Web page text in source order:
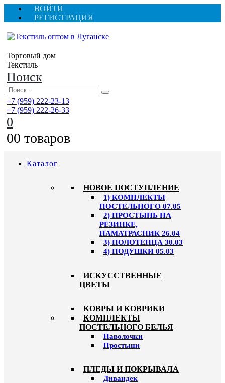
ВОЙТИ
РЕГИСТРАЦИЯ
Торговый дом
Текстиль
Поиск
+7 (959) 222-23-13
+7 (959) 222-26-33
0
00 товаров
Каталог
HОВОЕ ПОСТУПЛЕНИЕ
1) КОМПЛЕКТЫ
ПОСТЕЛЬНОГО 07.05
2) ПРОСТЫНЬ НА
РЕЗИНКЕ,
НАМАТРАСНИК 26.04
3) ПОЛОТЕНЦА 30.03
4) ПОДУШКИ 05.03
ИСКУССТВЕННЫЕ
ЦВЕТЫ
КОВРЫ И КОВРИКИ
КОМПЛЕКТЫ
ПОСТЕЛЬНОГО БЕЛЬЯ
Наволочки
Простыни
ПЛЕДЫ И ПОКРЫВАЛА
Дивандек